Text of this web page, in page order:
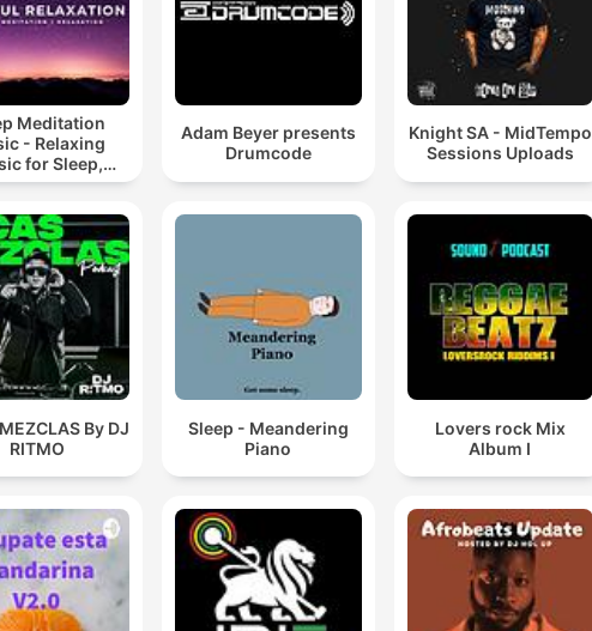
Meditation
- Relaxing
for Sleep,
&
Adam Beyer presents
Drumcode
Knight SA - MidTempo
Sessions Uploads
By DJ
RITMO
Sleep - Meandering
Piano
Lovers rock Mix
Album I